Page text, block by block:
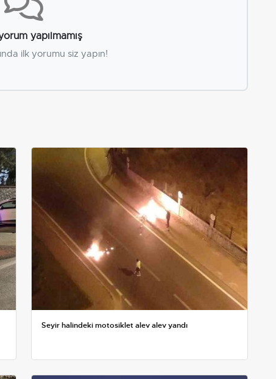
yapılmamış
ilk yorumu siz yapın!
Seyir halindeki motosiklet alev alev yandı